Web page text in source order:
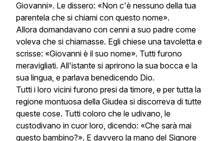
Giovanni». Le dissero: «Non c'è nessuno della tua
parentela che si chiami con questo nome».
Allora domandavano con cenni a suo padre come
voleva che si chiamasse. Egli chiese una tavoletta e
scrisse: «Giovanni è il suo nome». Tutti furono
meravigliati. All'istante si aprirono la sua bocca e la
sua lingua, e parlava benedicendo Dio.
Tutti i loro vicini furono presi da timore, e per tutta la
regione montuosa della Giudea si discorreva di tutte
queste cose. Tutti coloro che le udivano, le
custodivano in cuor loro, dicendo: «Che sarà mai
questo bambino?». E davvero la mano del Signore